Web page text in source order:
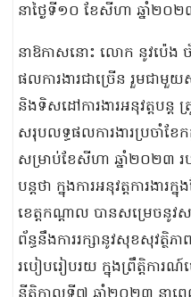
នាថ្ងៃទី១០ ខែសីហា ឆ្នាំ២០
នាឱកាសនោះ លោក នូវប៉េង ច័
ផលការងារជាច្រើន រួមជ
និងទិសដៅការងារអនុវត្តបន្ត
សរុបលទ្ធផលការងារប្រចាំខែ
សម្រាប់ខែសីហា ឆ្នាំ២០២៣
បន្តថា ក្នុងការអនុវត្តការងារ
ខេត្តកណ្ដាល បានសម្រេចនូវ
ព័ន្ធនឹងការរក្សានូវសុខសុវត្ថិ
របៀបរៀបរយ ក្នុងព្រឹត្តិការណ៍